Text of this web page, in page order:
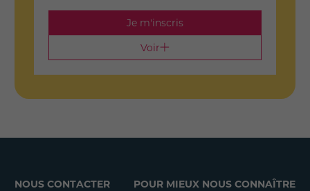
Je m'inscris
Voir
NOUS CONTACTER POUR MIEUX NOUS CONNAÎTRE